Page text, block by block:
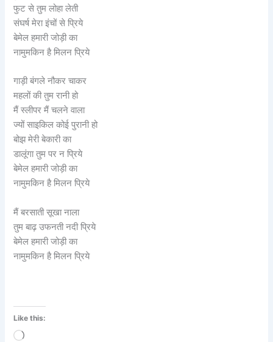
फुट से तुम लोहा लेती
संघर्ष मेरा इंचों से प्रिये
बेमेल हमारी जोड़ी का
नामुमकिन है मिलन प्रिये
गाड़ी बंगले नौकर चाकर
महलों की तुम रानी हो
मैं स्लीपर मैं चलने वाला
ज्यों साइकिल कोई पुरानी हो
बोझ मेरी बेकारी का
डालूंगा तुम पर न प्रिये
बेमेल हमारी जोड़ी का
नामुमकिन है मिलन प्रिये
मैं बरसाती सूखा नाला
तुम बाढ़ उफनती नदी प्रिये
बेमेल हमारी जोड़ी का
नामुमकिन है मिलन प्रिये
Like this:
Loading…